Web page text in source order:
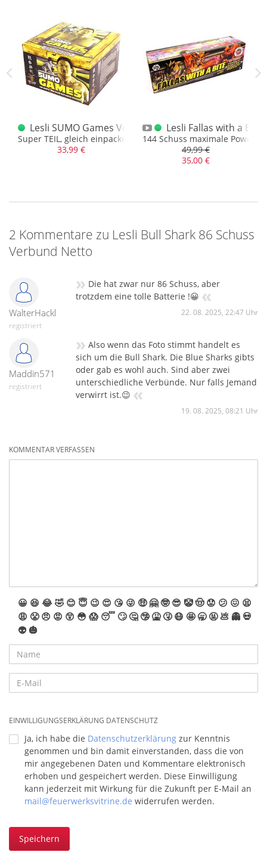
Schuss Verbund
Lesli SUMO Games Verbund Netto
Super TEIL, gleich einpacken...
33,99 €
Lesli Fallas with a Bite
144 Schuss maximale Power
49,99 €
35,00 €
2 Kommentare zu Lesli Bull Shark 86 Schuss
Verbund Netto
WalterHackl
registriert
» Die hat zwar nur 86 Schuss, aber
trotzdem eine tolle Batterie !😀 «
22. 08. 2025, 22:47 Uhr
Maddin571
registriert
» Also wenn das Foto stimmt handelt es
sich um die Bull Shark. Die Blue Sharks gibts
oder gab es wohl auch. Sind aber zwei
unterschiedliche Verbünde. Nur falls Jemand
verwirrt ist.😉 «
19. 08. 2025, 08:21 Uhr
KOMMENTAR VERFASSEN
😀 😆 😂🤣 😊 😇 😉 😍 😘 😜 🤑 🤗 🤓 😎 🤡🤠 😟 😕 😖 😫
😩 😤 😠 😡 😲 😳 😱 😴 🙄 🤔 🤥 🤮 🤧 😷 🤩 🥱 🤬 💩 👻 💀
👽 🎃
EINWILLIGUNGSERKLÄRUNG DATENSCHUTZ
Ja, ich habe die Datenschutzerklärung zur Kenntnis
genommen und bin damit einverstanden, dass die von
mir angegebenen Daten und Kommentare elektronisch
erhoben und gespeichert werden. Diese Einwilligung
kann jederzeit mit Wirkung für die Zukunft per E-Mail an
mail@feuerwerksvitrine.de widerrufen werden.
Speichern